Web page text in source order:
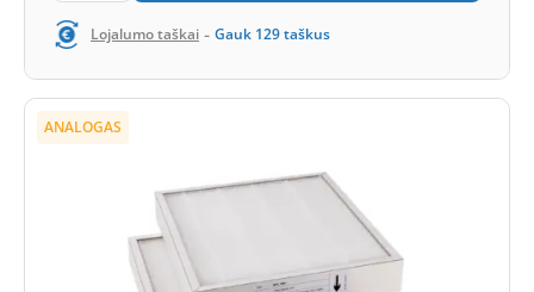
Lojalumo taškai - Gauk 129taškus
ANALOGAS